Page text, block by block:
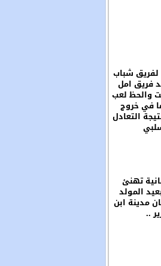
لفريق شباب
فريق امل
والحظ لعب
في خروج
التعادل
تهنئ
المولد
مدينة ابن
..